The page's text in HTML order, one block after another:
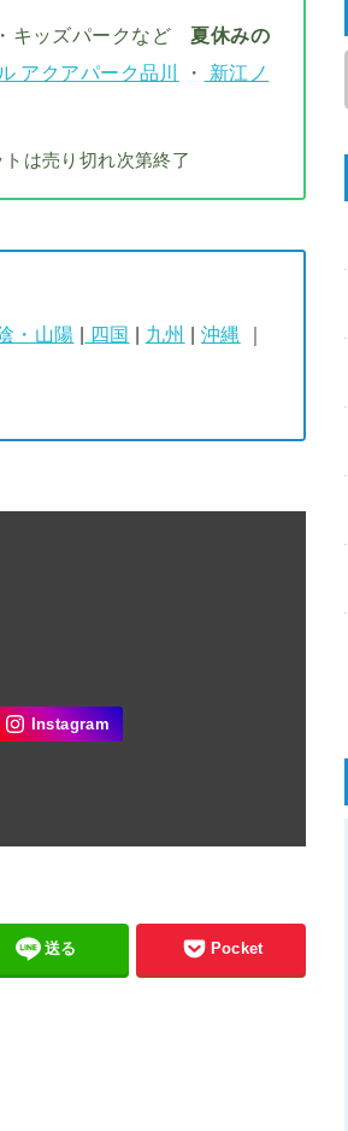
・キッズパークなど夏休みの
アクアパーク品川 ・
新江ノ
は売り切れ次第終了
・山陽 | 四国 | 九州 | 沖縄 ｜
送る Pocket